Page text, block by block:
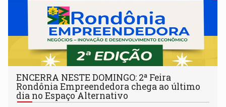
ENCERRA NESTE DOMINGO: 2ª Feira
Rondônia Empreendedora chega ao último
dia no Espaço Alternativo